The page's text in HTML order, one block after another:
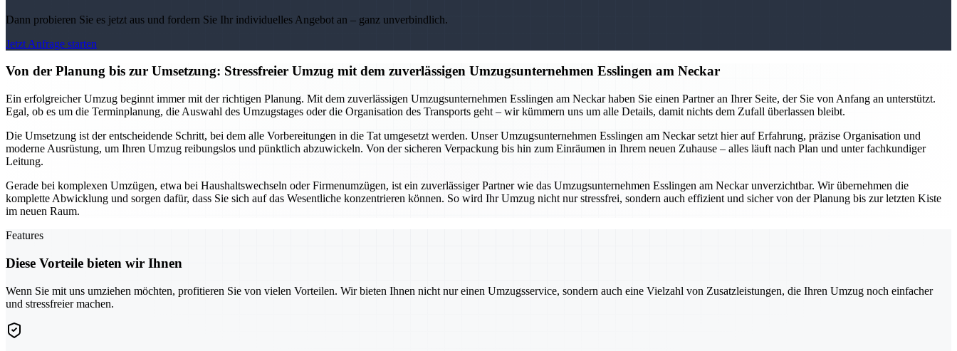
Dann probieren Sie es jetzt aus und fordern Sie Ihr individuelles Angebot an – ganz unverbindlich.
Jetzt Anfrage starten
Von der Planung bis zur Umsetzung: Stressfreier Umzug mit dem zuverlässigen Umzugsunternehmen Esslingen am Neckar
Ein erfolgreicher Umzug beginnt immer mit der richtigen Planung. Mit dem zuverlässigen Umzugsunternehmen Esslingen am Neckar haben Sie einen Partner an Ihrer Seite, der Sie von Anfang an unterstützt.
Egal, ob es um die Terminplanung, die Auswahl des Umzugstages oder die Organisation des Transports geht – wir kümmern uns um alle Details, damit nichts dem Zufall überlassen bleibt.
Die Umsetzung ist der entscheidende Schritt, bei dem alle Vorbereitungen in die Tat umgesetzt werden. Unser Umzugsunternehmen Esslingen am Neckar setzt hier auf Erfahrung, präzise Organisation und
moderne Ausrüstung, um Ihren Umzug reibungslos und pünktlich abzuwickeln. Von der sicheren Verpackung bis hin zum Einräumen in Ihrem neuen Zuhause – alles läuft nach Plan und unter fachkundiger
Leitung.
Gerade bei komplexen Umzügen, etwa bei Haushaltswechseln oder Firmenumzügen, ist ein zuverlässiger Partner wie das Umzugsunternehmen Esslingen am Neckar unverzichtbar. Wir übernehmen die
komplette Abwicklung und sorgen dafür, dass Sie sich auf das Wesentliche konzentrieren können. So wird Ihr Umzug nicht nur stressfrei, sondern auch effizient und sicher von der Planung bis zur letzten Kiste
im neuen Raum.
Features
Diese Vorteile bieten wir Ihnen
Wenn Sie mit uns umziehen möchten, profitieren Sie von vielen Vorteilen. Wir bieten Ihnen nicht nur einen Umzugsservice, sondern auch eine Vielzahl von Zusatzleistungen, die Ihren Umzug noch einfacher
und stressfreier machen.